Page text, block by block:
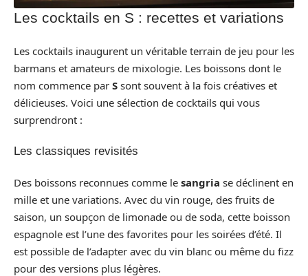
Les cocktails en S : recettes et variations
Les cocktails inaugurent un véritable terrain de jeu pour les
barmans et amateurs de mixologie. Les boissons dont le
nom commence par S sont souvent à la fois créatives et
délicieuses. Voici une sélection de cocktails qui vous
surprendront :
Les classiques revisités
Des boissons reconnues comme le sangria se déclinent en
mille et une variations. Avec du vin rouge, des fruits de
saison, un soupçon de limonade ou de soda, cette boisson
espagnole est l’une des favorites pour les soirées d’été. Il
est possible de l’adapter avec du vin blanc ou même du fizz
pour des versions plus légères.